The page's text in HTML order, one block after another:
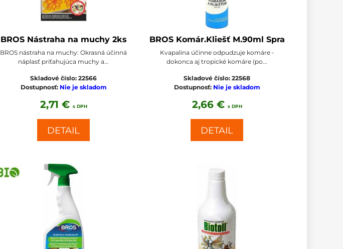
BROS Nástraha na muchy 2ks
BROS nástraha na muchy: Okrasná účinná
náplasť priťahujúca muchy a...
Skladové číslo:22566
Dostupnosť: Nie je skladom
2,71 € s DPH
DETAIL
BROS Komár.Kliešť M.90ml Spra
Kvapalina účinne odpudzuje komáre -
dokonca aj tropické komáre (po...
Skladové číslo:22568
Dostupnosť: Nie je skladom
2,66 € s DPH
DETAIL